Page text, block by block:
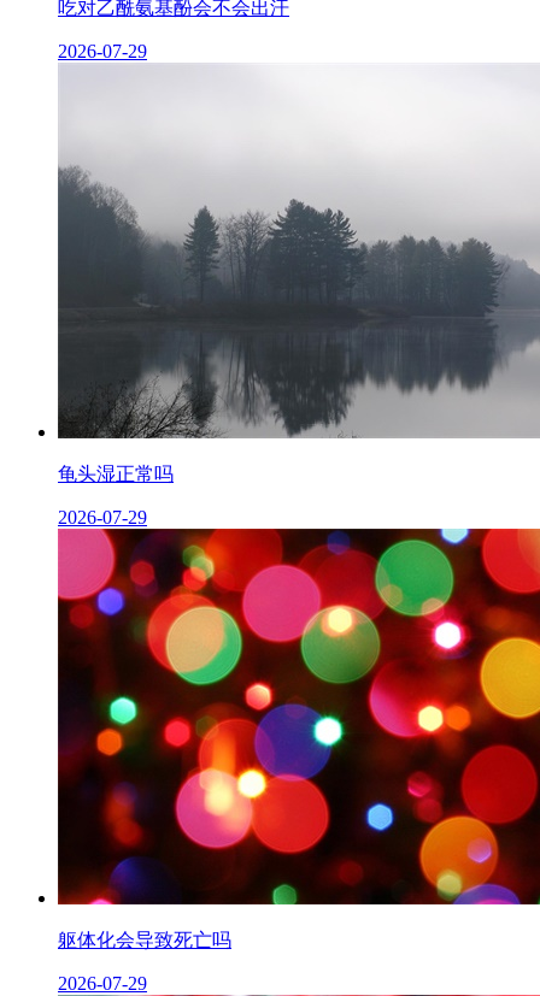
吃对乙酰氨基酚会不会出汗
2026-07-29
龟头湿正常吗
2026-07-29
躯体化会导致死亡吗
2026-07-29